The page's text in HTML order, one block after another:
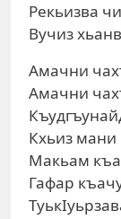
Рекьизва
Вучиз
Амачни
Амачни
Кхьиз
Макьам
Гафар